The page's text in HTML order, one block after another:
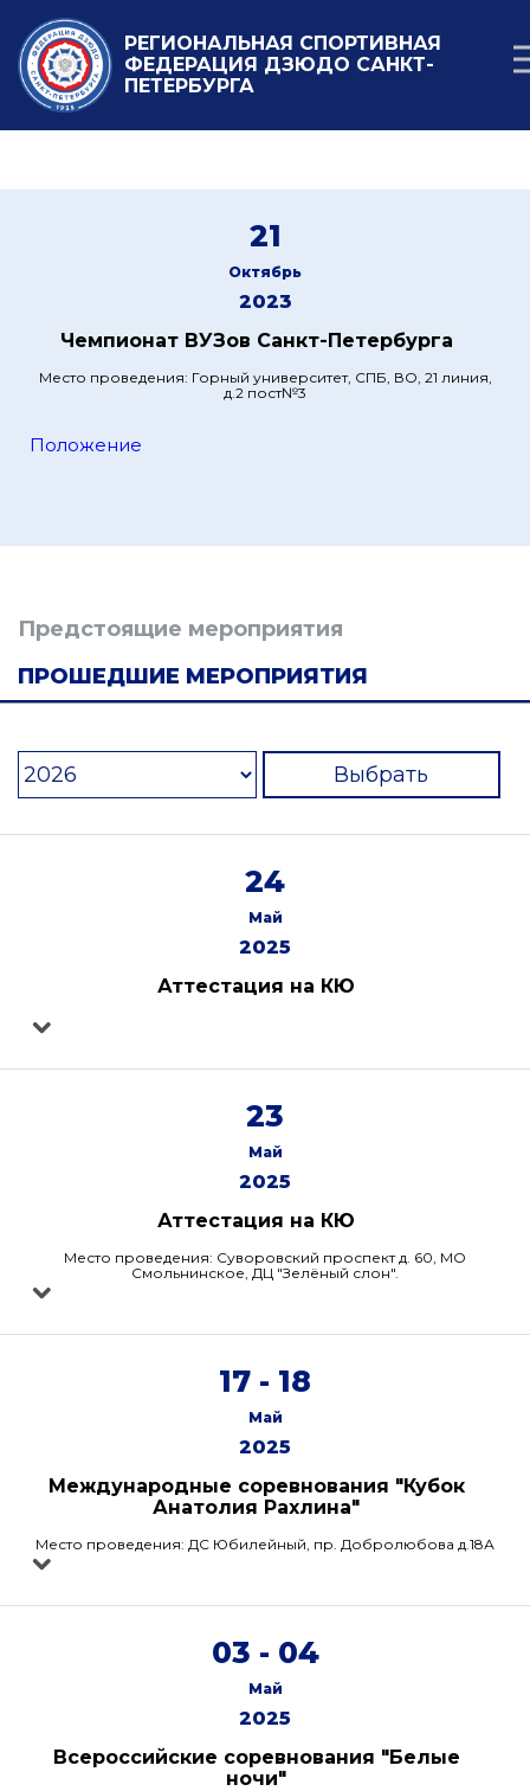
РЕГИОНАЛЬНАЯ СПОРТИВНАЯ
ФЕДЕРАЦИЯ ДЗЮДО САНКТ-
ПЕТЕРБУРГА
21
Октябрь
2023
Чемпионат ВУЗов Санкт-Петербурга
Место проведения: Горный университет, СПБ, ВО, 21 линия,
д.2 пост№3
Положение
Предстоящие мероприятия
ПРОШЕДШИЕ МЕРОПРИЯТИЯ
Выбрать
24
Май
2025
Аттестация на КЮ
23
Май
2025
Аттестация на КЮ
Место проведения: Суворовский проспект д. 60, МО
Смольнинское, ДЦ "Зелёный слон".
17 - 18
Май
2025
Международные соревнования "Кубок
Анатолия Рахлина"
Место проведения: ДС Юбилейный, пр. Добролюбова д.18А
03 - 04
Май
2025
Всероссийские соревнования "Белые
ночи"